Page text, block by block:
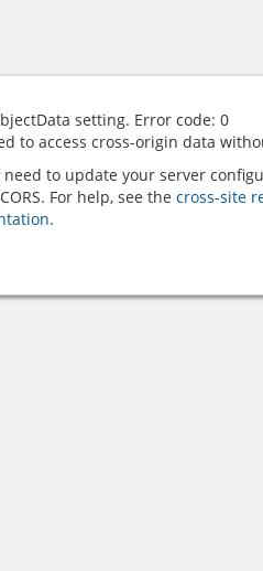
setting. Error code: 0
to access cross-origin data
need to update your server
For help, see the cross-site